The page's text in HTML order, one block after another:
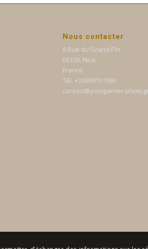
Nous contacter
6 Rue du Grand Pin
06100, Nice
France
Tél. +33699151560
contact@yonigarner-